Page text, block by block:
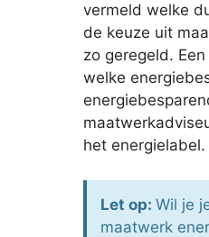
vermeld welke
de keuze uit
zo geregeld.
welke
het energielabel.
Let op: Wil je
maatwerk